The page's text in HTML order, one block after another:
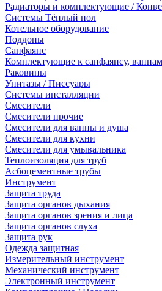
Радиаторы и комплектующие /
Системы Тёплый пол
Котельное оборудование
Поддоны
Санфаянс
Комплектующие к санфаянсу,
Раковины
Унитазы / Писсуары
Системы инсталляции
Смесители
Смесители прочие
Смесители для ванны и душа
Смесители для кухни
Смесители для умывальника
Теплоизоляция для труб
Асбоцементные трубы
Инструмент
Защита труда
Защита органов дыхания
Защита органов зрения и лица
Защита органов слуха
Защита рук
Одежда защитная
Измерительный инструмент
Механический инструмент
Электронный инструмент